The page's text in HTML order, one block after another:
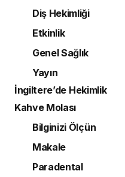
Diş Hekimliği
Etkinlik
Genel Sağlık
Yayın
İngiltere’de Hekimlik
Kahve Molası
Bilginizi Ölçün
Makale
Paradental